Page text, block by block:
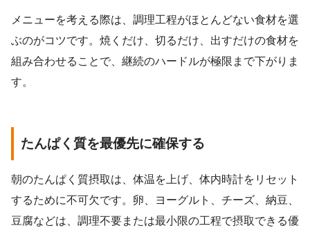
メニューを考える際は、調理工程がほとんどない食材を選
ぶのがコツです。焼くだけ、切るだけ、出すだけの食材を
組み合わせることで、継続のハードルが極限まで下がりま
す。
たんぱく質を最優先に確保する
朝のたんぱく質摂取は、体温を上げ、体内時計をリセット
するために不可欠です。卵、ヨーグルト、チーズ、納豆、
豆腐などは、調理不要または最小限の工程で摂取できる優